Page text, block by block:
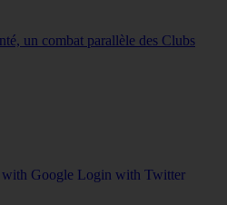
un combat parallèle des Clubs
Google Login with Twitter